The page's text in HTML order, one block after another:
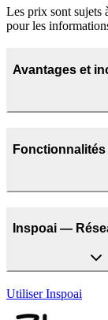
Les prix sont sujets
pour les
Avantages et
Inspoai —
Utiliser Inspoai